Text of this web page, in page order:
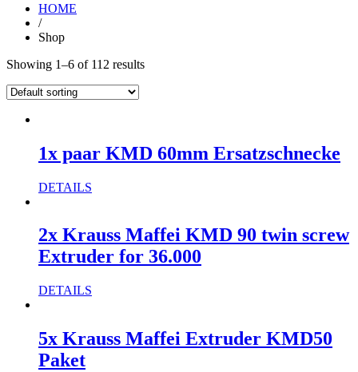
HOME
/
Shop
Showing 1–6 of 112 results
1x paar KMD 60mm Ersatzschnecke
DETAILS
2x Krauss Maffei KMD 90 twin screw
Extruder for 36.000
DETAILS
5x Krauss Maffei Extruder KMD50
Paket